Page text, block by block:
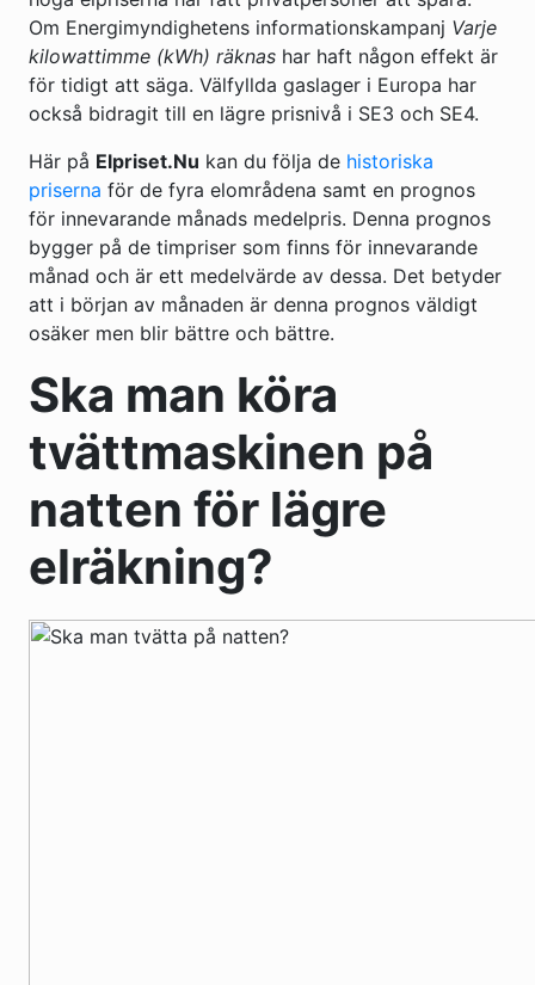
Om Energimyndighetens informationskampanj Varje
kilowattimme (kWh) räknas har haft någon effekt är
för tidigt att säga. Välfyllda gaslager i Europa har
också bidragit till en lägre prisnivå i SE3 och SE4.
Här på Elpriset.Nu kan du följa de historiska
priserna för de fyra elområdena samt en prognos
för innevarande månads medelpris. Denna prognos
bygger på de timpriser som finns för innevarande
månad och är ett medelvärde av dessa. Det betyder
att i början av månaden är denna prognos väldigt
osäker men blir bättre och bättre.
Ska man köra
tvättmaskinen på
natten för lägre
elräkning?